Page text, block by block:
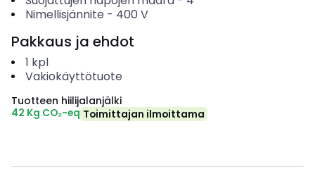
Nimellisjännite - 400 V
Pakkaus ja ehdot
1 kpl
Vakiokäyttötuote
Tuotteen hiilijalanjälki
42 Kg CO₂-eq Toimittajan ilmoittama